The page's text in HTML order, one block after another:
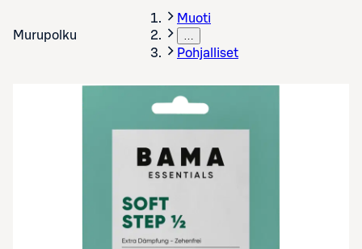
Murupolku
Muoti
…
Pohjalliset
Avaa tuotekuva suurennettuna